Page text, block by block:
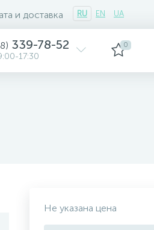
и доставка RU EN UA
339-78-52
17:30
0
Не указана цена